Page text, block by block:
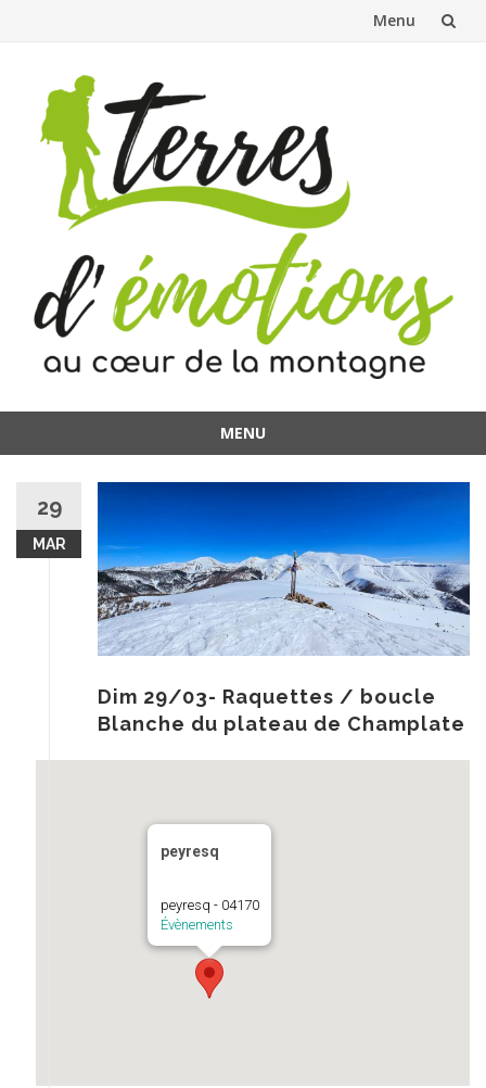
Menu
contenu
MENU
contenu
29
MAR
Dim 29/03- Raquettes / boucle
Blanche du plateau de Champlate
peyresq
peyresq - 04170
Évènements